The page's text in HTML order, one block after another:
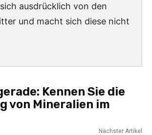
ausdrücklich von den
und macht sich diese nicht
Kennen Sie die
von Mineralien im
Nächster Artikel